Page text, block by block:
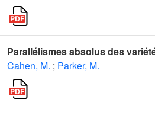
Parallélismes absolus des
Cahen, M. ; Parker, M.